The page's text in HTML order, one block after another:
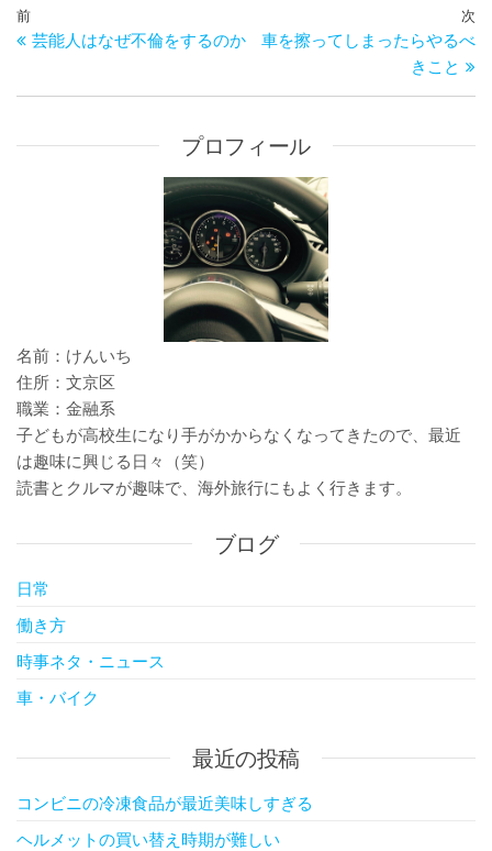
投
稿
ビ
ー
過
去
投
前
芸能人はなぜ不倫をするのか
の
稿
次
車を擦ってしまったらやるべ
きこと
プロフィール
名前：けんいち
住所：文京区
職業：金融系
子どもが高校生になり手がかからなくなってきたので、最近
は趣味に興じる日々（笑）
読書とクルマが趣味で、海外旅行にもよく行きます。
ブログ
日常
働き方
時事ネタ・ニュース
車・バイク
最近の投稿
コンビニの冷凍食品が最近美味しすぎる
ヘルメットの買い替え時期が難しい